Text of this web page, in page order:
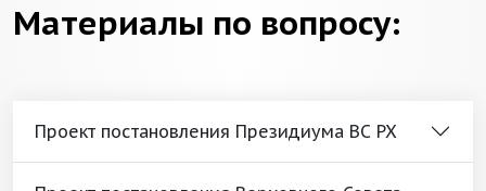
Материалы по вопросу:
Проект постановления Президиума ВС РХ